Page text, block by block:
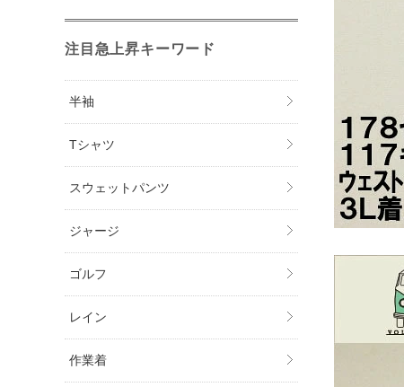
注目急上昇キーワード
半袖
Tシャツ
スウェットパンツ
ジャージ
ゴルフ
レイン
作業着